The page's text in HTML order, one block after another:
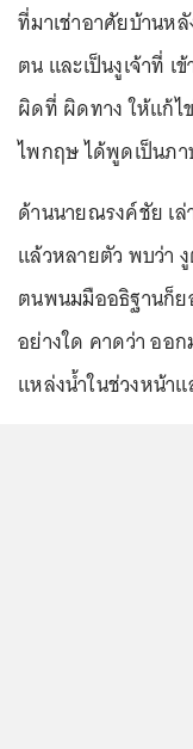
ที่มาเช่าอาศัยบ้านห
ตน และเป็นงูเจ้าที่ เ
ผิดที่ ผิดทาง ให้แก้ไ
ไพกฤษ ได้พูดเป็นภ
ด้านนายณรงค์ชัย เล่
แล้วหลายตัว พบว่า
ตนพนมมืออธิฐานก็ย
อย่างใด คาดว่า ออ
แหล่งน้ำในช่วงหน้าแ